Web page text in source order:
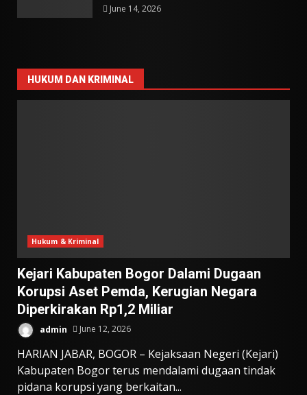
June 14, 2026
HUKUM DAN KRIMINAL
Hukum & Kriminal
Kejari Kabupaten Bogor Dalami Dugaan
Korupsi Aset Pemda, Kerugian Negara
Diperkirakan Rp1,2 Miliar
admin June 12, 2026
HARIAN JABAR, BOGOR – Kejaksaan Negeri (Kejari)
Kabupaten Bogor terus mendalami dugaan tindak
pidana korupsi yang berkaitan...